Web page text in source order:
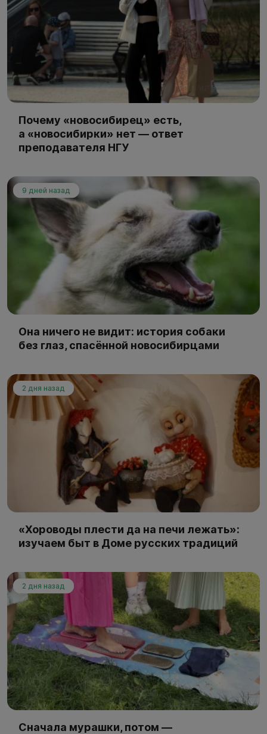
Почему «новосибирец» есть,
а «новосибирки» нет — ответ
преподавателя НГУ
9 дней назад
Она ничего не видит: история собаки
без глаз, спасённой новосибирцами
2 дня назад
«Хороводы плести да на печи лежать»:
изучаем быт в Доме русских традиций
2 дня назад
Сначала мурашки, потом —